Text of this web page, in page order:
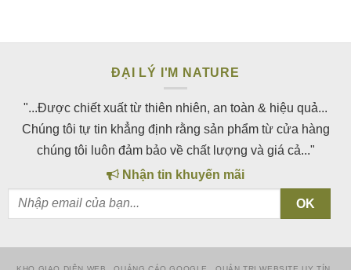
ĐẠI LÝ I'M NATURE
"...Được chiết xuất từ thiên nhiên, an toàn & hiệu quả...
Chúng tôi tự tin khẳng định rằng sản phẩm từ cửa hàng
chúng tôi luôn đảm bảo về chất lượng và giá cả..."
Nhận tin khuyến mãi